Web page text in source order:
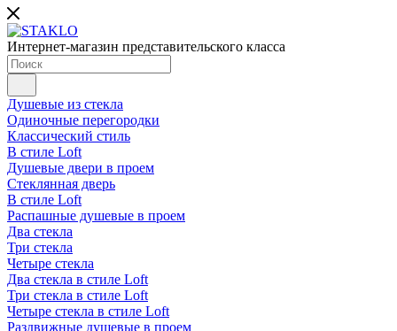
Интернет-магазин представительского класса
Душевые из стекла
Одиночные перегородки
Классический стиль
В стиле Loft
Душевые двери в проем
Стеклянная дверь
В стиле Loft
Распашные душевые в проем
Два стекла
Три стекла
Четыре стекла
Два стекла в стиле Loft
Три стекла в стиле Loft
Четыре стекла в стиле Loft
Раздвижные душевые в проем